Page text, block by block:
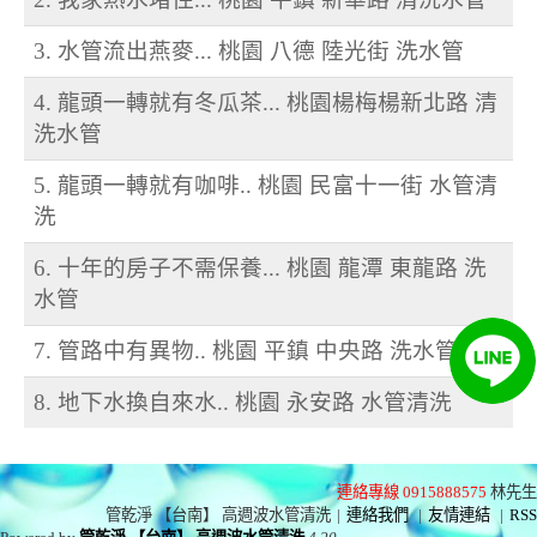
3. 水管流出燕麥... 桃園 八德 陸光街 洗水管
4. 龍頭一轉就有冬瓜茶... 桃園楊梅楊新北路 清
洗水管
5. 龍頭一轉就有咖啡.. 桃園 民富十一街 水管清
洗
6. 十年的房子不需保養... 桃園 龍潭 東龍路 洗
水管
7. 管路中有異物.. 桃園 平鎮 中央路 洗水管
8. 地下水換自來水.. 桃園 永安路 水管清洗
連絡專線 0915888575 林先生
管乾淨 【台南】 高週波水管清洗 | 連絡我們 | 友情連結 | RSS